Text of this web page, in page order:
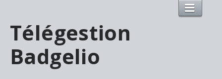
Télégestion
Badgelio